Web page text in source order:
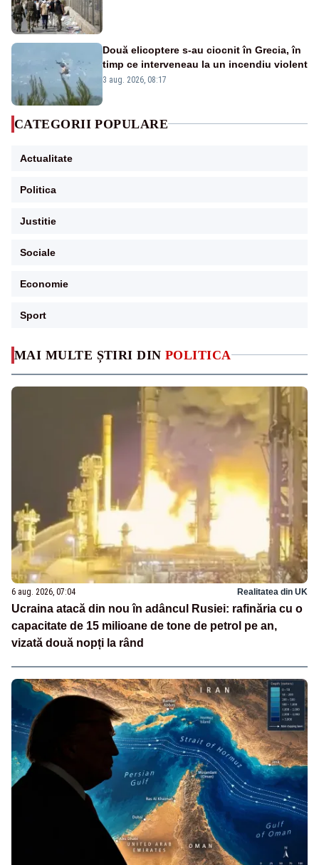
MAI MULTE ȘTIRI DIN POLITICA
6 aug. 2026, 07:04 Realitatea din UK
Ucraina atacă din nou în adâncul Rusiei: rafinăria cu o
capacitate de 15 milioane de tone de petrol pe an,
vizată două nopți la rând
Două elicoptere s-au ciocnit în Grecia, în
timp ce interveneau la un incendiu violent
3 aug. 2026, 08:17
CATEGORII POPULARE
Actualitate
Politica
Justitie
Sociale
Economie
Sport